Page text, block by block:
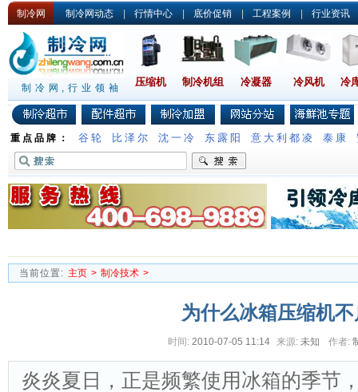
制冷网 制冷网动态 | 行情中心 | 底价促销 | 工程案例 | 行业资讯
制冷网,行业领袖 压缩机 制冷机组 冷凝器 冷风机 冷
重点品牌： 谷轮 比泽尔 沈一冷 东露阳 意大利都凌 泰康
当前位置: 主页 > 制冷技术 >
为什么冰箱压缩机
时间: 2010-07-05 11:14 来源: 未知 作者:
炎炎夏日，正是频繁使用冰箱的季节